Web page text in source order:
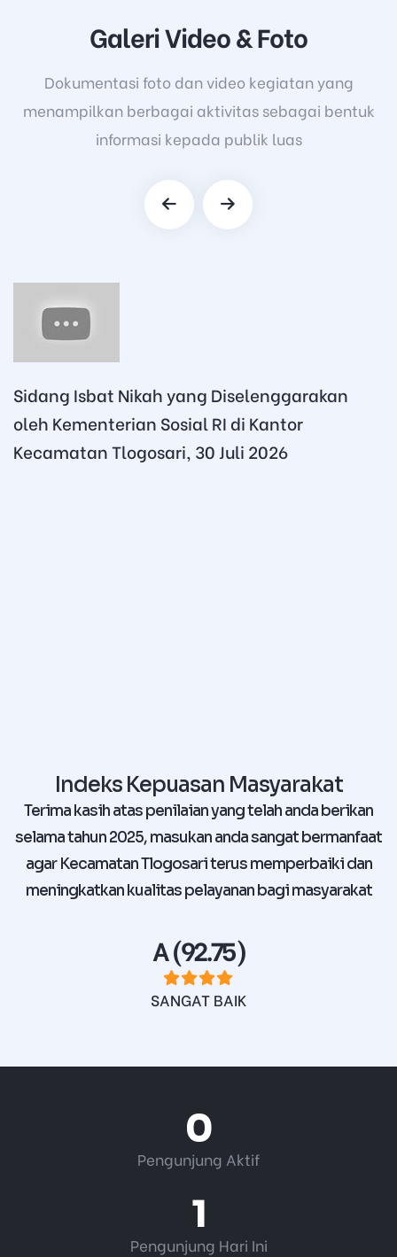
Galeri Video & Foto
Dokumentasi foto dan video kegiatan yang
menampilkan berbagai aktivitas sebagai bentuk
informasi kepada publik luas
Sidang Isbat Nikah yang Diselenggarakan
oleh Kementerian Sosial RI di Kantor
Kecamatan Tlogosari, 30 Juli 2026
Indeks Kepuasan Masyarakat
Terima kasih atas penilaian yang telah anda berikan
selama tahun 2025, masukan anda sangat bermanfaat
agar Kecamatan Tlogosari terus memperbaiki dan
meningkatkan kualitas pelayanan bagi masyarakat
A (92.75)
SANGAT BAIK
0
Pengunjung Aktif
1
Pengunjung Hari Ini